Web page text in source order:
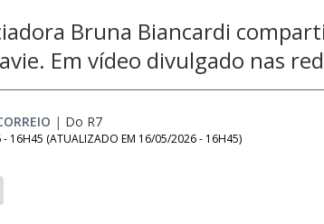
Bruna Biancardi
Em vídeo divulgado nas
| Do R7
16H45 (ATUALIZADO EM 16/05/2026 - 16H45)